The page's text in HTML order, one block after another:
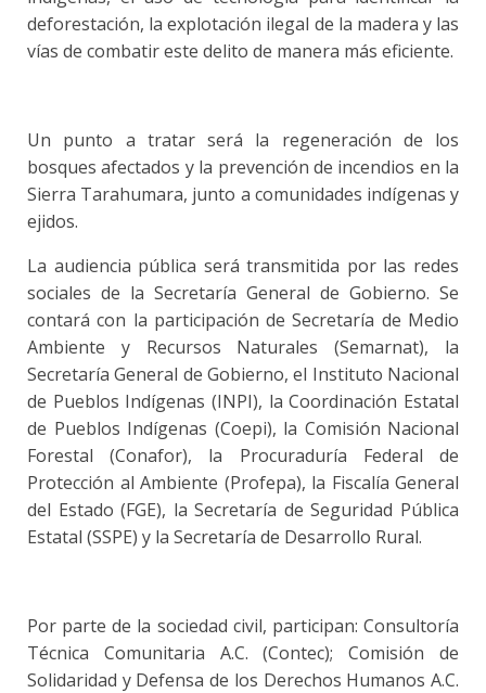
deforestación, la explotación ilegal de la madera y las
vías de combatir este delito de manera más eficiente.
Un punto a tratar será la regeneración de los
bosques afectados y la prevención de incendios en la
Sierra Tarahumara, junto a comunidades indígenas y
ejidos.
La audiencia pública será transmitida por las redes
sociales de la Secretaría General de Gobierno. Se
contará con la participación de Secretaría de Medio
Ambiente y Recursos Naturales (Semarnat), la
Secretaría General de Gobierno, el Instituto Nacional
de Pueblos Indígenas (INPI), la Coordinación Estatal
de Pueblos Indígenas (Coepi), la Comisión Nacional
Forestal (Conafor), la Procuraduría Federal de
Protección al Ambiente (Profepa), la Fiscalía General
del Estado (FGE), la Secretaría de Seguridad Pública
Estatal (SSPE) y la Secretaría de Desarrollo Rural.
Por parte de la sociedad civil, participan: Consultoría
Técnica Comunitaria A.C. (Contec); Comisión de
Solidaridad y Defensa de los Derechos Humanos A.C.